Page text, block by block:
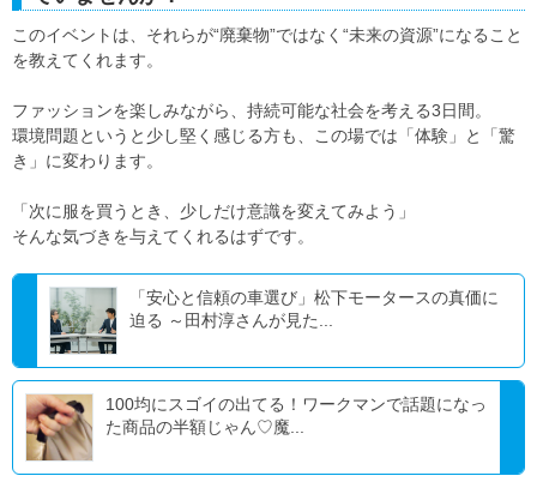
このイベントは、それらが“廃棄物”ではなく“未来の資源”になること
を教えてくれます。
ファッションを楽しみながら、持続可能な社会を考える3日間。
環境問題というと少し堅く感じる方も、この場では「体験」と「驚
き」に変わります。
「次に服を買うとき、少しだけ意識を変えてみよう」
そんな気づきを与えてくれるはずです。
「安心と信頼の車選び」松下モータースの真価に
迫る ～田村淳さんが見た...
100均にスゴイの出てる！ワークマンで話題になっ
た商品の半額じゃん♡魔...